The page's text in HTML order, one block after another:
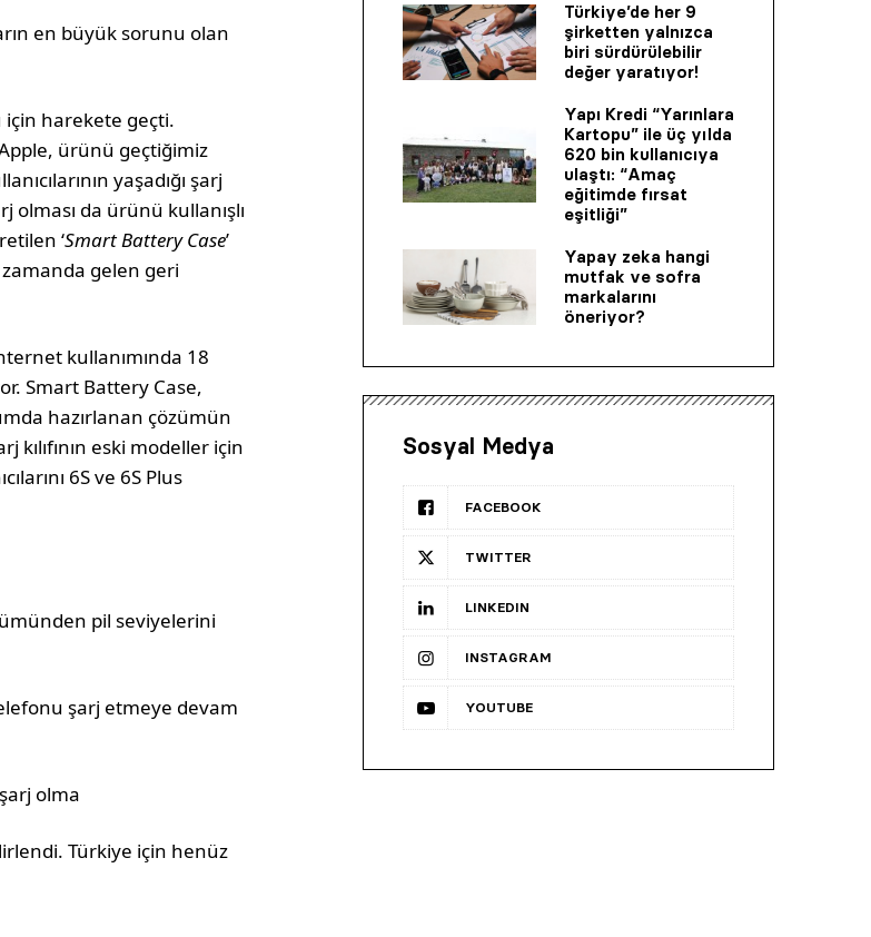
en büyük sorunu olan
için harekete geçti.
ürünü geçtiğimiz
yaşadığı şarj
olması da ürünü kullanışlı
‘Smart Battery Case’
zamanda gelen geri
kullanımında 18
Smart Battery Case,
hazırlanan çözümün
kılıfının eski modeller için
6S ve 6S Plus
pil seviyelerini
şarj etmeye devam
olma
Türkiye için henüz
Türkiye’de her 9
şirketten yalnızca
biri sürdürülebilir
değer yaratıyor!
Yapı Kredi “Yarınlara
Kartopu” ile üç yılda
620 bin kullanıcıya
ulaştı: “Amaç
eğitimde fırsat
eşitliği”
Yapay zeka hangi
mutfak ve sofra
markalarını
öneriyor?
Sosyal Medya
FACEBOOK
TWITTER
LINKEDIN
INSTAGRAM
YOUTUBE